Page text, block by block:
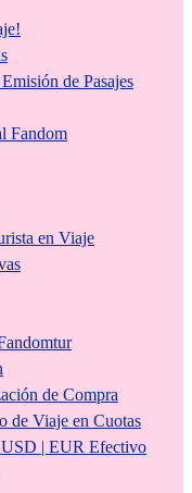
de Pasajes
Fandom
en Viaje
de Compra
de Viaje en Cuotas
USD | EUR Efectivo